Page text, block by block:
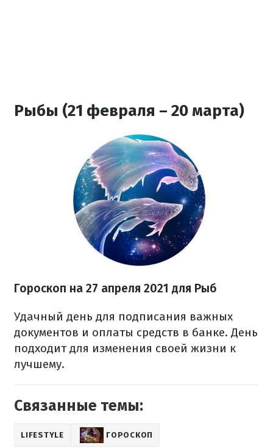
Рыбы (21 февраля – 20 марта)
Гороскоп на 27 апреля 2021 для Рыб
Удачный день для подписания важных
документов и оплаты средств в банке. День
подходит для изменения своей жизни к
лучшему.
Связанные темы:
LIFESTYLE ГОРОСКОП